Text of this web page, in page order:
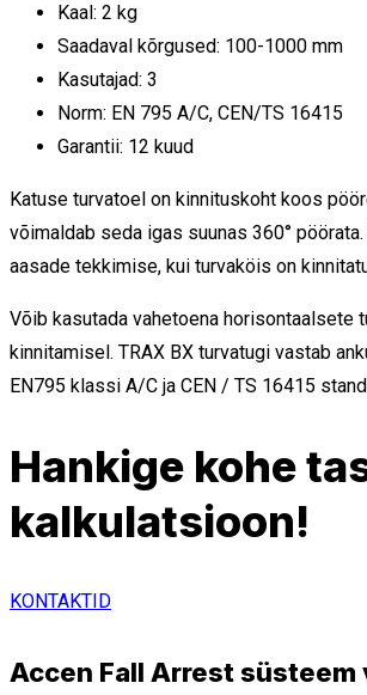
Kaal: 2 kg
Saadaval kõrgused: 100-1000 mm
Kasutajad: 3
Norm: EN 795 A/C, CEN/TS 16415
Garantii: 12 kuud
Katuse turvatoel on kinnituskoht koos
võimaldab seda igas suunas 360°
aasade tekkimise, kui turvaköis on
Võib kasutada vahetoena horisontaalsete
kinnitamisel. TRAX BX turvatugi vastab
EN795 klassi A/C ja CEN / TS 16415
Hankige kohe
kalkulatsioon!
KONTAKTID
Accen Fall Arrest süsteem